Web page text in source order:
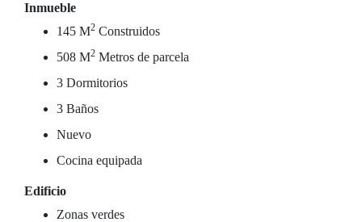
Inmueble
145 M2 Construidos
508 M2 Metros de parcela
3 Dormitorios
3 Baños
Nuevo
Cocina equipada
Edificio
Zonas verdes